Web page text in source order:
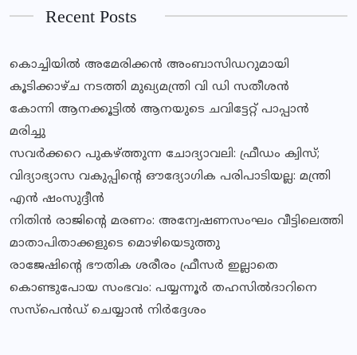
Recent Posts
കൊച്ചിയിൽ അമേരിക്കൻ അംബാസിഡറുമായി
കൂടിക്കാഴ്ച നടത്തി മുഖ്യമന്ത്രി വി ഡി സതീശൻ
കോന്നി ആനക്കൂട്ടിൽ ആനയുടെ ചവിട്ടേറ്റ് പാപ്പാൻ
മരിച്ചു
സവര്‍ക്കറെ പുകഴ്ത്തുന്ന ചോദ്യാവലി: ഫ്രീഡം ക്വിസ്;
വിദ്യാഭ്യാസ വകുപ്പിൻ്റെ ഔദ്യോഗിക പരിപാടിയല്ല: മന്ത്രി
എൻ ഷംസുദ്ദീൻ
നിതിൻ രാജിൻ്റെ മരണം: അന്വേഷണസംഘം വീട്ടിലെത്തി
മാതാപിതാക്കളുടെ മൊഴിയെടുത്തു
രാജേഷിന്റെ ഭൗതിക ശരീരം ഫ്രീസര്‍ ഇല്ലാതെ
കൊണ്ടുപോയ സംഭവം: പയ്യന്നൂര്‍ തഹസില്‍ദാറിനെ
സസ്‌പെന്‍ഡ് ചെയ്യാന്‍ നിര്‍ദ്ദേശം